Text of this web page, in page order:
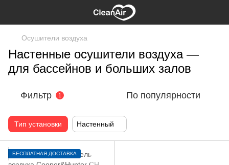
Осушители воздуха
Настенные осушители воздуха —
для бассейнов и больших залов
Фильтр 1 По популярности
Тип установки Настенный
БЕСПЛАТНАЯ ДОСТАВКА